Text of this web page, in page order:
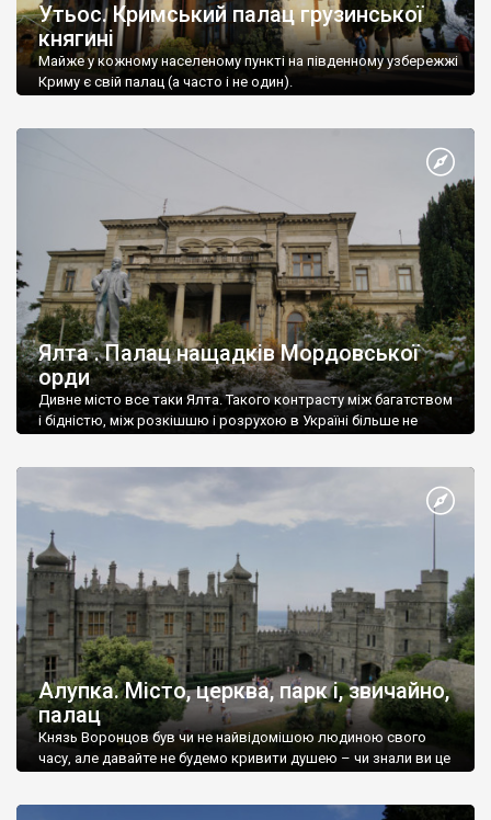
Утьос. Кримський палац грузинської
княгині
Майже у кожному населеному пункті на південному узбережжі
Криму є свій палац (а часто і не один).
Ялта . Палац нащадків Мордовської
орди
Дивне місто все таки Ялта. Такого контрасту між багатством
і бідністю, між розкішшю і розрухою в Україні більше не
Алупка. Місто, церква, парк і, звичайно,
палац
Князь Воронцов був чи не найвідомішою людиною свого
часу, але давайте не будемо кривити душею – чи знали ви це